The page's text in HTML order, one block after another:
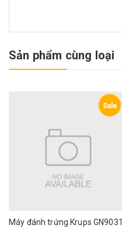
Sản phẩm cùng loại
Sale
Máy đánh trứng Krups GN9031